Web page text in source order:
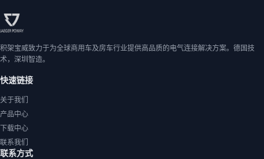
积架宝威致力于为全球商用车及房车行业提供高品质的电气连接解决方案。德国技
术，深圳智造。
快速链接
关于我们
产品中心
下载中心
联系我们
联系方式